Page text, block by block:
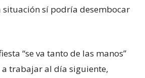
sí podría desembocar
“se va tanto de las manos”
trabajar al día siguiente,